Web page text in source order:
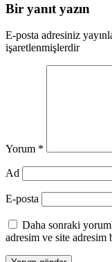
Bir yanıt yazın
E-posta adresiniz
işaretlenmişlerdir
Yorum *
Ad
E-posta
Daha sonraki
adresim ve site adresim